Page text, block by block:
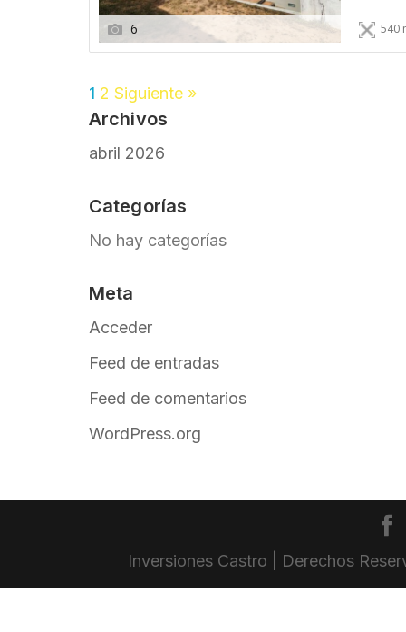
6
540
1 2 Siguiente »
Archivos
abril 2026
Categorías
No hay categorías
Meta
Acceder
Feed de entradas
Feed de comentarios
WordPress.org
Inversiones Castro | Derechos